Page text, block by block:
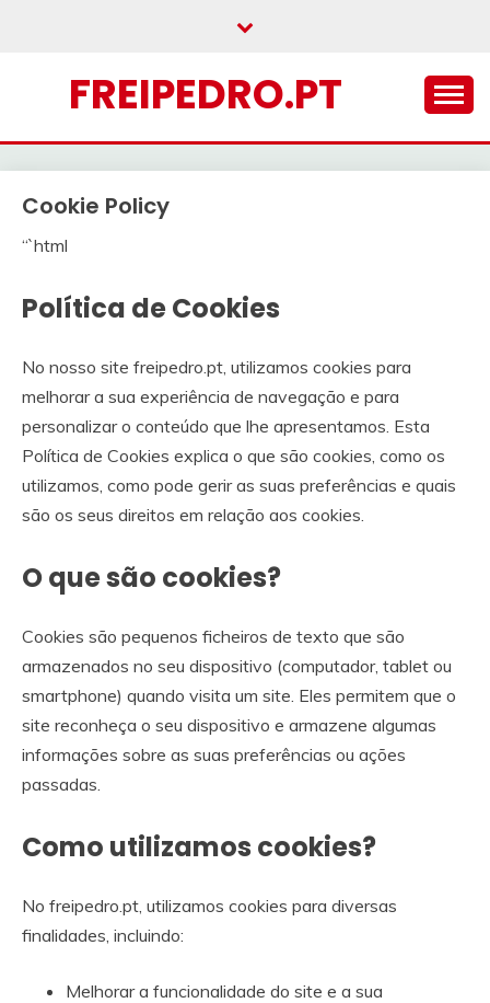
FREIPEDRO.PT
Cookie Policy
“`html
Política de Cookies
No nosso site freipedro.pt, utilizamos cookies para
melhorar a sua experiência de navegação e para
personalizar o conteúdo que lhe apresentamos. Esta
Política de Cookies explica o que são cookies, como os
utilizamos, como pode gerir as suas preferências e quais
são os seus direitos em relação aos cookies.
O que são cookies?
Cookies são pequenos ficheiros de texto que são
armazenados no seu dispositivo (computador, tablet ou
smartphone) quando visita um site. Eles permitem que o
site reconheça o seu dispositivo e armazene algumas
informações sobre as suas preferências ou ações
passadas.
Como utilizamos cookies?
No freipedro.pt, utilizamos cookies para diversas
finalidades, incluindo:
Melhorar a funcionalidade do site e a sua